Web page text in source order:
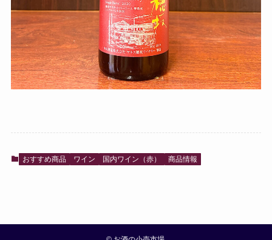
おすすめ商品 ワイン 国内ワイン（赤） 商品情報